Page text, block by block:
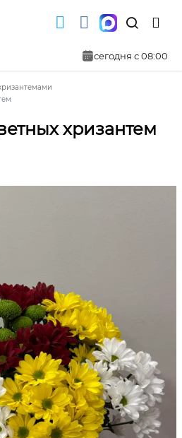
сегодня с 08:00
хризантем